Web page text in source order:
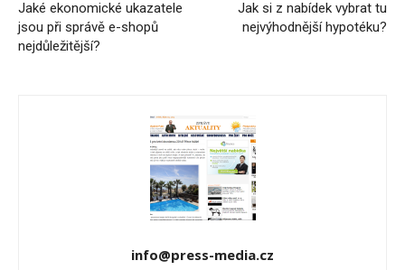
Jaké ekonomické ukazatele
jsou při správě e-shopů
nejdůležitější?
Jak si z nabídek vybrat tu
nejvýhodnější hypotéku?
info@press-media.cz